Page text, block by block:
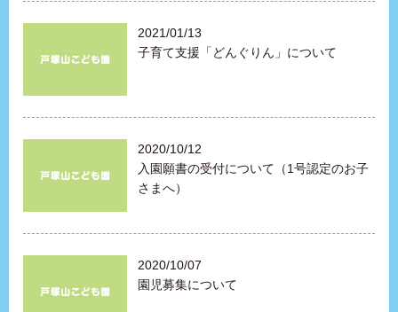
2021/01/13
子育て支援「どんぐりん」について
2020/10/12
入園願書の受付について（1号認定のお子
さまへ）
2020/10/07
園児募集について